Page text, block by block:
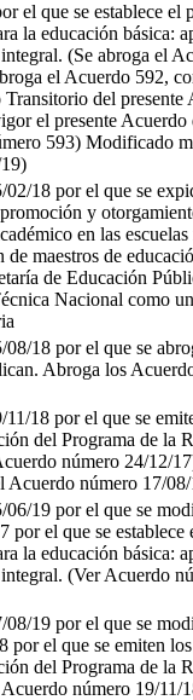
el que se establece el
la educación básica:
(Se abroga el
el Acuerdo 592,
del presente
el presente Acuerdo
593) Modificado
18 por el que se
y
en las
maestros de
de Educación
Nacional como
18 por el que se
Abroga los
18 por el que se
del Programa de la
número 24/12/
Acuerdo número 17/
19 por el que se
por el que se establece
la educación básica:
(Ver Acuerdo
19 por el que se
por el que se emiten los
del Programa de la
número 19/11/